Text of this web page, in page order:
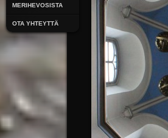
MERIHEVOSISTA
OTA YHTEYTTÄ